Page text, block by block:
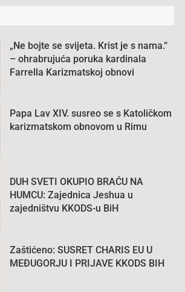
„Ne bojte se svijeta. Krist je s nama.“
– ohrabrujuća poruka kardinala
Farrella Karizmatskoj obnovi
Papa Lav XIV. susreo se s Katoličkom
karizmatskom obnovom u Rimu
DUH SVETI OKUPIO BRAĆU NA
HUMCU: Zajednica Jeshua u
zajedništvu KKODS-u BiH
Zaštićeno: SUSRET CHARIS EU U
MEĐUGORJU I PRIJAVE KKODS BIH